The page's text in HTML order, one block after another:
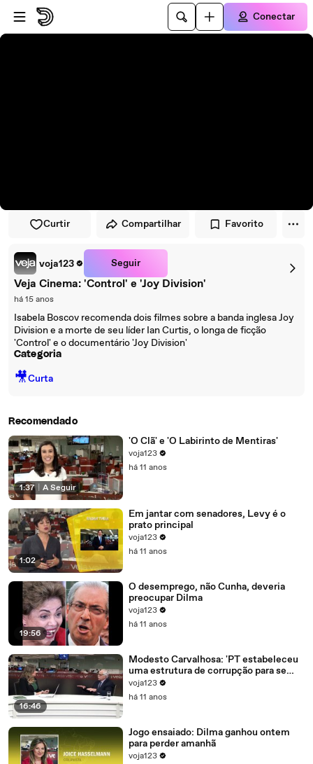
Pular para o player
Ir para o conteúdo principal
Conectar
Curtir Compartilhar Favorito
voja123 Seguir
Veja Cinema: 'Control' e 'Joy Division'
há 15 anos
Isabela Boscov recomenda dois filmes sobre a banda inglesa Joy
Division e a morte de seu líder Ian Curtis, o longa de ficção
'Control' e o documentário 'Joy Division'
Categoria
🎥Curta
Recomendado
1:37 A Seguir
'O Clã' e 'O Labirinto de Mentiras'
voja123
há 11 anos
1:02
Em jantar com senadores, Levy é o
prato principal
voja123
há 11 anos
19:56
O desemprego, não Cunha, deveria
preocupar Dilma
voja123
há 11 anos
16:46
Modesto Carvalhosa: 'PT estabeleceu
uma estrutura de corrupção para se
manter no poder'
voja123
há 11 anos
Jogo ensaiado: Dilma ganhou ontem
para perder amanhã
voja123